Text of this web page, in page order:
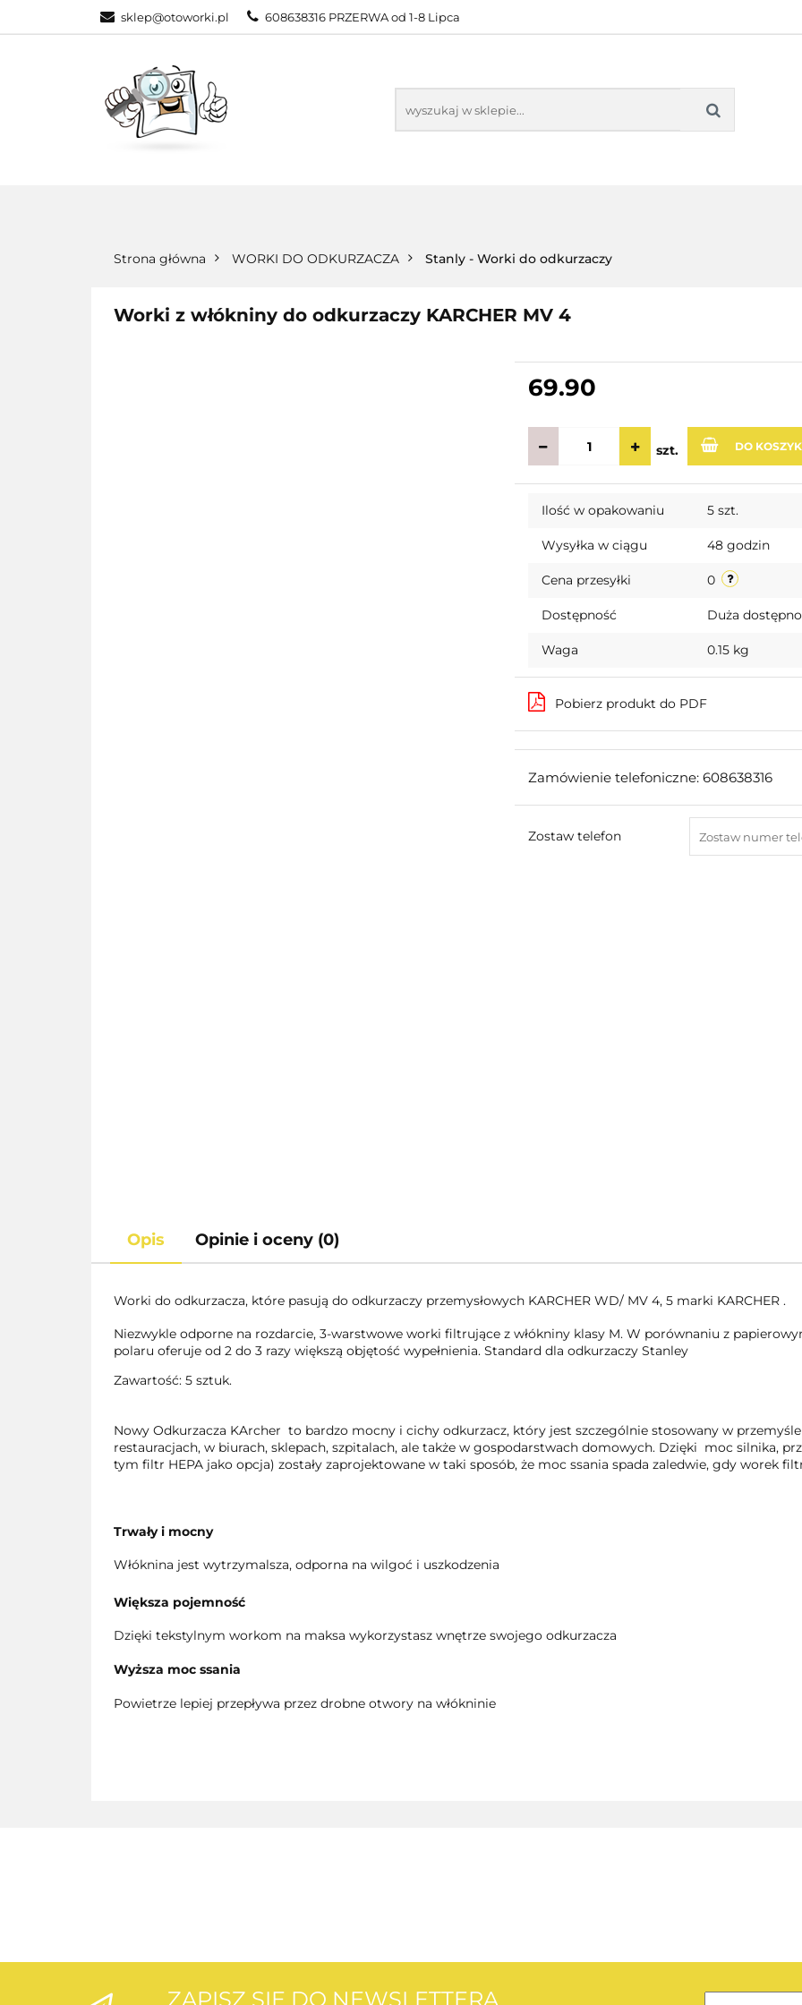
sklep@otoworki.pl 608638316 PRZERWA od 1-8 Lipca
NASZA OFERTA KONTAKT BESTSELLERY BLOG
Strona główna WORKI DO ODKURZACZA Stanly - Worki do odkurzaczy
Worki z włókniny do odkurzaczy KARCHER MV 4
69.90
szt. DO
Ilość w opakowaniu 5 szt.
Wysyłka w ciągu 48 godzin
Cena przesyłki 0
Dostępność Duża
Waga 0.15 kg
Pobierz produkt do PDF
Zamówienie telefoniczne: 608638316
Zostaw telefon
Opis Opinie i oceny (0)
Worki do odkurzacza, które pasują do odkurzaczy przemysłowych KARCHER WD/ MV 4, 5 marki KARCHER .
Niezwykle odporne na rozdarcie, 3-warstwowe worki filtrujące z włókniny klasy M. W porównaniu z
polaru oferuje od 2 do 3 razy większą objętość wypełnienia. Standard dla odkurzaczy Stanley
Zawartość: 5 sztuk.
Nowy Odkurzacza KArcher to bardzo mocny i cichy odkurzacz, który jest szczególnie stosowany w
restauracjach, w biurach, sklepach, szpitalach, ale także w gospodarstwach domowych. Dzięki moc silnika,
tym filtr HEPA jako opcja) zostały zaprojektowane w taki sposób, że moc ssania spada zaledwie, gdy worek
Trwały i mocny
Włóknina jest wytrzymalsza, odporna na wilgoć i uszkodzenia
Większa pojemność
Dzięki tekstylnym workom na maksa wykorzystasz wnętrze swojego odkurzacza
Wyższa moc ssania
Powietrze lepiej przepływa przez drobne otwory na włókninie
ZAPISZ SIĘ DO NEWSLETTERA